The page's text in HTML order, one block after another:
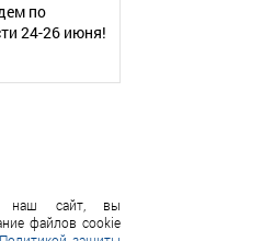
по
24-26 июня!
наш сайт, вы
файлов cookie